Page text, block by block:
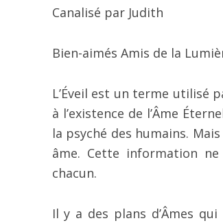
Canalisé par Judith
Bien-aimés Amis de la
L’Éveil est un terme utilisé
à l’existence de l’Âme
la psyché des humains.
âme. Cette information
chacun.
Il y a des plans d’Âmes qui